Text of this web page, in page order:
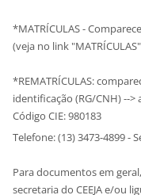
*MATRÍCULAS -
(veja no link
*REMATRÍCULAS:
identificação (RG/CNH) -->
Código CIE: 980183
Telefone: (13) 3473-4899 -
Para documentos em
secretaria do CEEJA e/ou